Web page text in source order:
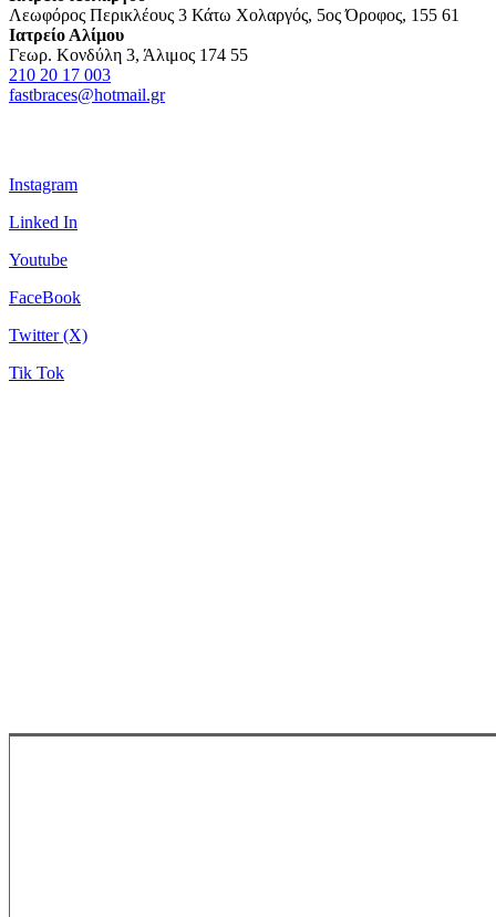
2017
What
Lies
Within.
Στο
την
εμπειρία
της
την
τεχνολογία
Λεωφόρος Περικλέους 3 Κάτω Χολαργός, 5ος Όροφος, 155 61
Ιατρείο Αλίμου
Γεωρ. Κονδύλη 3, Άλιμος 174 55
210 20 17 003
fastbraces@hotmail.gr
Instagram
Linked In
Youtube
FaceBook
Twitter (X)
Tik Tok